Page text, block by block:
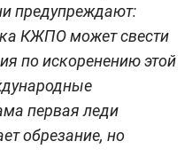
предупреждают:
КЖПО может свести
по искоренению этой
первая леди
обрезание, но